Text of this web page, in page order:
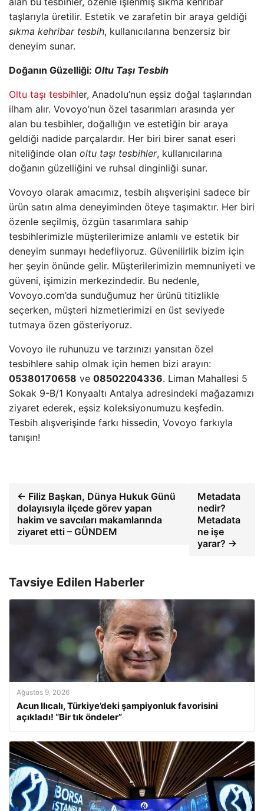
taşlarıyla üretilir. Estetik ve zarafetin bir araya geldiği
sıkma kehribar tesbih, kullanıcılarına benzersiz bir
deneyim sunar.
Doğanın Güzelliği: Oltu Taşı Tesbih
Oltu taşı tesbihler, Anadolu’nun eşsiz doğal taşlarından
ilham alır. Vovoyo’nun özel tasarımları arasında yer
alan bu tesbihler, doğallığın ve estetiğin bir araya
geldiği nadide parçalardır. Her biri birer sanat eseri
niteliğinde olan oltu taşı tesbihler, kullanıcılarına
doğanın güzelliğini ve ruhsal dinginliği sunar.
Vovoyo olarak amacımız, tesbih alışverişini sadece bir
ürün satın alma deneyiminden öteye taşımaktır. Her biri
özenle seçilmiş, özgün tasarımlara sahip
tesbihlerimizle müşterilerimize anlamlı ve estetik bir
deneyim sunmayı hedefliyoruz. Güvenilirlik bizim için
her şeyin önünde gelir. Müşterilerimizin memnuniyeti ve
güveni, işimizin merkezindedir. Bu nedenle,
Vovoyo.com’da sunduğumuz her ürünü titizlikle
seçerken, müşteri hizmetlerimizi en üst seviyede
tutmaya özen gösteriyoruz.
Vovoyo ile ruhunuzu ve tarzınızı yansıtan özel
tesbihlere sahip olmak için hemen bizi arayın:
05380170658 ve 08502204336. Liman Mahallesi 5
Sokak 9-B/1 Konyaaltı Antalya adresindeki mağazamızı
ziyaret ederek, eşsiz koleksiyonumuzu keşfedin.
Tesbih alışverişinde farkı hissedin, Vovoyo farkıyla
tanışın!
← Filiz Başkan, Dünya Hukuk Günü
dolayısıyla ilçede görev yapan
hakim ve savcıları makamlarında
ziyaret etti – GÜNDEM
Metadata
nedir?
Metadata
ne işe
yarar? →
Tavsiye Edilen Haberler
Ağustos 9, 2026
Acun Ilıcalı, Türkiye’deki şampiyonluk favorisini
açıkladı! “Bir tık öndeler”